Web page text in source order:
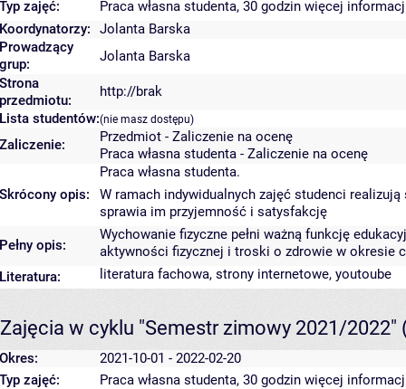
Typ zajęć:
Praca własna studenta, 30 godzin więcej
Koordynatorzy:
Jolanta Barska
Prowadzący
grup:
Jolanta Barska
Strona
przedmiotu:
http://brak
Lista studentów:(nie masz dostępu)
Zaliczenie:
Przedmiot - Zaliczenie na ocenę
Praca własna studenta - Zaliczenie na ocenę
Skrócony opis:
Praca własna studenta.
W ramach indywidualnych zajęć studenci
sprawia im przyjemność i satysfakcję
Pełny opis:
Wychowanie fizyczne pełni ważną funkcję
aktywności fizycznej i troski o zdrowie w okresie
Literatura:
literatura fachowa, strony internetowe, youtoube
Zajęcia w cyklu "Semestr zimowy 2021/2022"
Okres:
2021-10-01 - 2022-02-20
Typ zajęć:
Praca własna studenta, 30 godzin więcej